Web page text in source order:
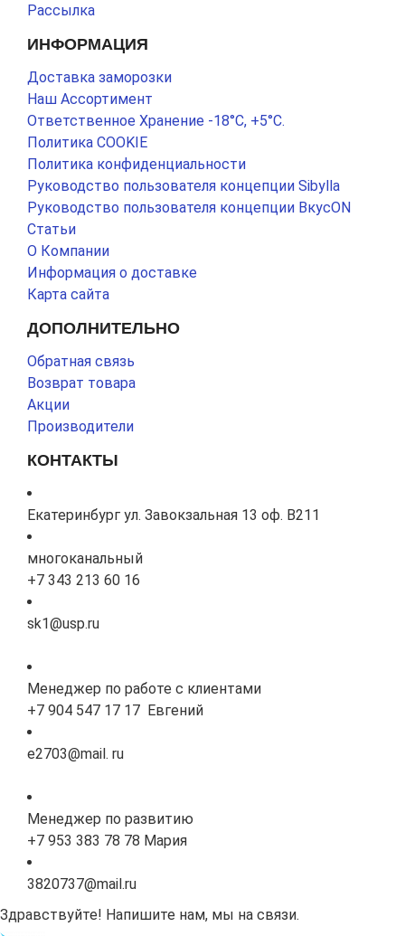
Рассылка
ИНФОРМАЦИЯ
Доставка заморозки
Наш Ассортимент
Ответственное Хранение -18°С, +5°С.
Политика COOKIE
Политика конфиденциальности
Руководство пользователя концепции Sibylla
Руководство пользователя концепции ВкусON
Статьи
О Компании
Информация о доставке
Карта сайта
ДОПОЛНИТЕЛЬНО
Обратная связь
Возврат товара
Акции
Производители
КОНТАКТЫ
Екатеринбург ул. Завокзальная 13 оф. В211
многоканальный
+7 343 213 60 16
sk1@usp.ru
Менеджер по работе с клиентами
+7 904 547 17 17 Евгений
e2703@mail. ru
Менеджер по развитию
+7 953 383 78 78 Мария
3820737@mail.ru
Здравствуйте! Напишите нам, мы на связи.